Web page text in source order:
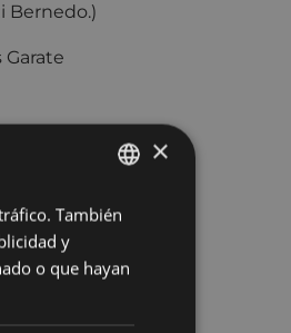
Bernedo.)
alcaldía, por
BASQUE
×
También
y
o que hayan